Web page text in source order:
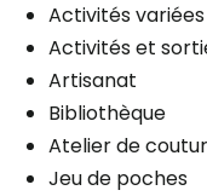
Activités
Activités et
Artisanat
Bibliothèque
Atelier de
Jeu de poches